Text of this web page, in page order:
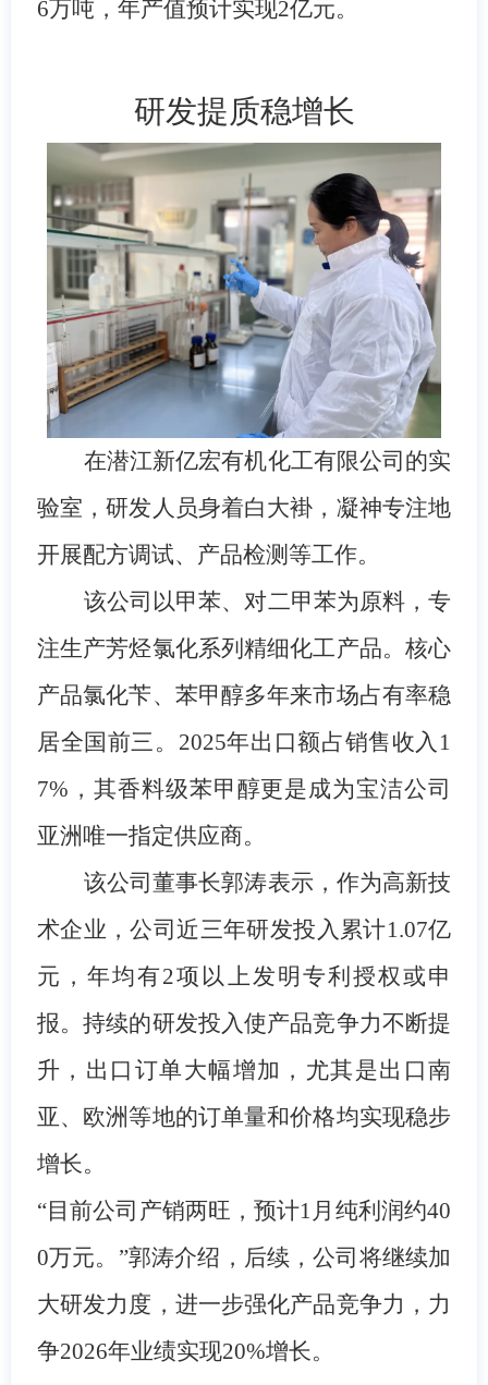
6万吨，年产值预计实现2亿元。
研发提质稳增长
在潜江新亿宏有机化工有限公司的实
验室，研发人员身着白大褂，凝神专注地
开展配方调试、产品检测等工作。
该公司以甲苯、对二甲苯为原料，专
注生产芳烃氯化系列精细化工产品。核心
产品氯化苄、苯甲醇多年来市场占有率稳
居全国前三。 2025年出口额占销售收入1
7%，其香料级苯甲醇更是成为宝洁公司
亚洲唯一指定供应商。
该公司董事长郭涛表示，作为高新技
术企业，公司近三年研发投入累计1.07亿
元，年均有2项以上发明专利授权或申
报。持续的研发投入使产品竞争力不断提
升，出口订单大幅增加，尤其是出口南
亚、欧洲等地的订单量和价格均实现稳步
增长。
“目前公司产销两旺，预计1月纯利润约40
0万元。”郭涛介绍，后续，公司将继续加
大研发力度，进一步强化产品竞争力，力
争2026年业绩实现20%增长。